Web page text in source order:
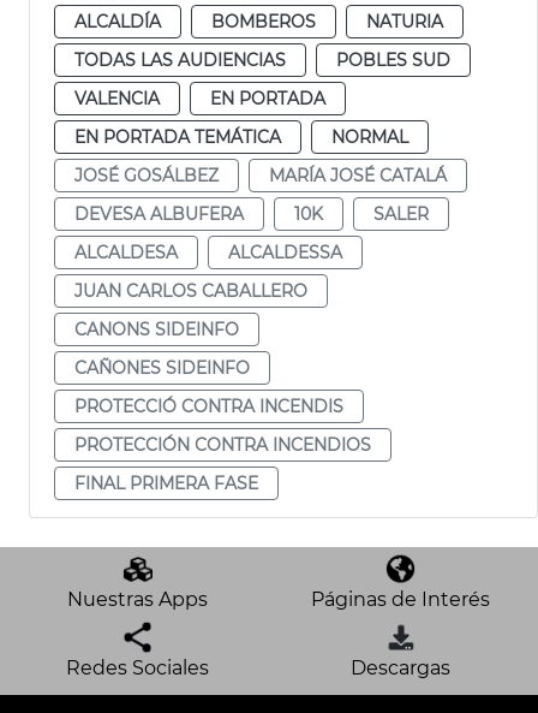
ALCALDÍA BOMBEROS
NATURIA
TODAS LAS AUDIENCIAS
POBLES SUD
VALENCIA
EN PORTADA
EN PORTADA TEMÁTICA
NORMAL
JOSÉ GOSÁLBEZ
MARÍA JOSÉ CATALÁ
DEVESA ALBUFERA
10K
SALER
ALCALDESA
ALCALDESSA
JUAN CARLOS CABALLERO
CANONS SIDEINFO
CAÑONES SIDEINFO
PROTECCIÓ CONTRA INCENDIS
PROTECCIÓN CONTRA INCENDIOS
FINAL PRIMERA FASE
Nuestras Apps Páginas de Interés
Redes Sociales Descargas